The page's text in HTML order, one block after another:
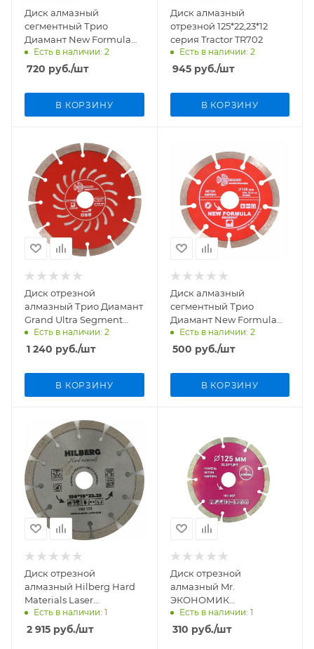
Диск алмазный
сегментный Трио
Диамант New Formula
Segment 150мм/22,23мм
арт. S203
Есть в наличии: 2
720 руб./шт
В КОРЗИНУ
Диск алмазный
отрезной 125*22,23*12
серия Tractor TR702
Есть в наличии: 2
945руб./шт
В КОРЗИНУ
Диск отрезной
алмазный Трио Диамант
Grand Ultra Segment
150мм/22,23мм/2,2мм,
GUS723
Есть в наличии: 2
1 240 руб./шт
В КОРЗИНУ
Диск алмазный
сегментный Трио
Диамант New Formula
Segment 125мм/22,23мм
арт. S202
Есть в наличии: 2
500 руб./шт
В КОРЗИНУ
Диск отрезной
алмазный Hilberg Hard
Materials Laser
150мм/22,23мм/2,3мм,
HM103
Есть в наличии: 1
2 915 руб./шт
Диск отрезной
алмазный Mr.
ЭКОНОМИК
125мм/22,23мм/1,8мм, 101-
007
Есть в наличии: 1
310 руб./шт